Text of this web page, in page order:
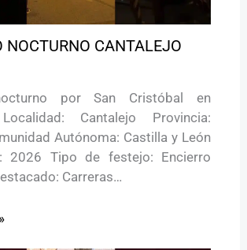
NOCTURNO CANTALEJO
por San Cristóbal en
Cantalejo Provincia:
Autónoma: Castilla y León
2026 Tipo de festejo: Encierro
Carreras…